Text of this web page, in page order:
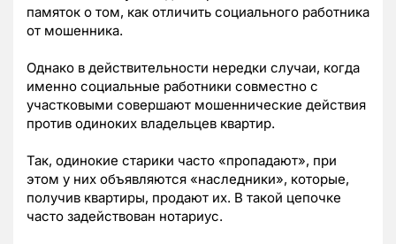
памяток о том, как отличить социального работника
от мошенника.
Однако в действительности нередки случаи, когда
именно социальные работники совместно с
участковыми совершают мошеннические действия
против одиноких владельцев квартир.
Так, одинокие старики часто «пропадают», при
этом у них объявляются «наследники», которые,
получив квартиры, продают их. В такой цепочке
часто задействован нотариус.